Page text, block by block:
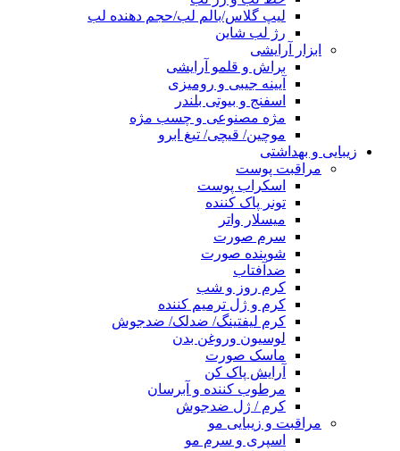
لیپ گلاس/بالم لب/حجم دهنده لب
رژ لب شاین
ابزار آرایشی
براش و قلمو آرایشی
آیینه جیبی و رومیزی
اسفنج و بیوتی بلندر
مژه مصنوعی و چسب مژه
موچین/ قیچی/ تیغ ابرو
زیبایی و بهداشتی
مراقبت پوست
اسکراب پوست
تونر پاک کننده
میسلار واتر
سرم صورت
شوینده صورت
ضدآفتاب
کرم روز و شب
کرم و ژل ترمیم کننده
کرم لیفتینگ/ ضدلک/ ضدجوش
لوسیون وروغن بدن
ماسک صورت
آرایش پاک کن
مرطوب کننده و آبرسان
کرم / ژل ضدجوش
مراقبت و زیبایی مو
اسپری و سرم مو